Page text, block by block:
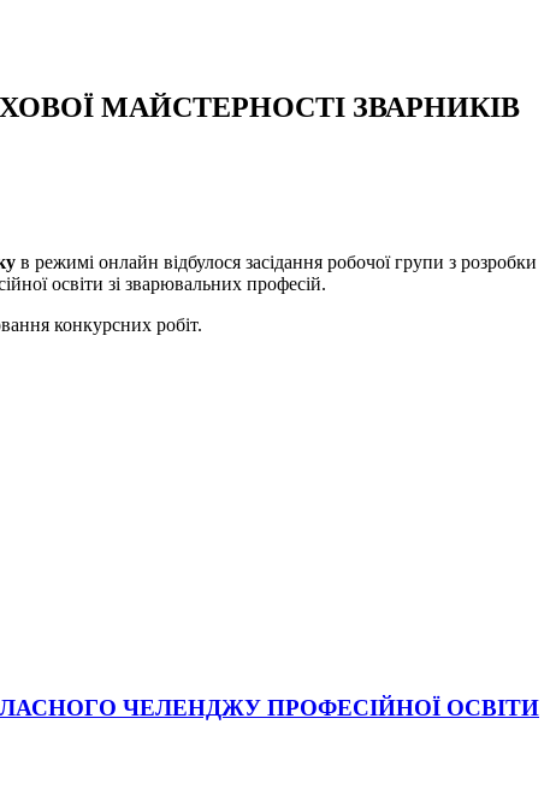
МАЙСТЕРНОСТІ ЗВАРНИКІВ
в режимі онлайн відбулося засідання робочої групи з розробки
освіти зі зварювальних професій.
конкурсних робіт.
ЧЕЛЕНДЖУ ПРОФЕСІЙНОЇ ОСВІТИ